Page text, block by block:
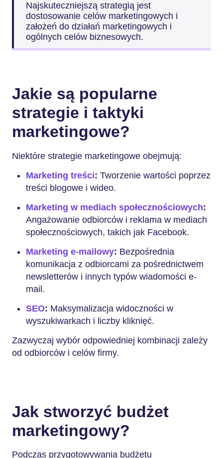
Najskuteczniejszą strategią jest
dostosowanie celów marketingowych i
założeń do działań marketingowych i
ogólnych celów biznesowych.
Jakie są popularne
strategie i taktyki
marketingowe?
Niektóre strategie marketingowe obejmują:
Marketing treści: Tworzenie wartości poprzez
treści blogowe i wideo.
Marketing w mediach społecznościowych:
Angażowanie odbiorców i reklama w mediach
społecznościowych, takich jak Facebook.
Marketing e-mailowy: Bezpośrednia
komunikacja z odbiorcami za pośrednictwem
newsletterów i innych typów wiadomości e-
mail.
SEO: Maksymalizacja widoczności w
wyszukiwarkach i liczby kliknięć.
Zazwyczaj wybór odpowiedniej kombinacji zależy
od odbiorców i celów firmy.
Jak stworzyć budżet
marketingowy?
Podczas przygotowywania budżetu